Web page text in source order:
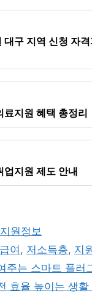
대구 지역 신청 자
료지원 혜택 총정리
업지원 제도 안내
원정보
여, 저소득층, 지
주는 스마트 플러
효율 높이는 생활